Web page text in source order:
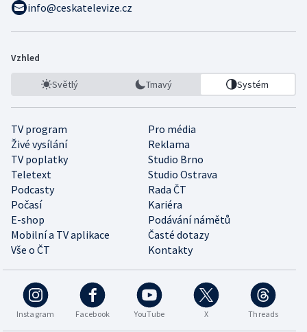
info@ceskatelevize.cz
Vzhled
Světlý Tmavý Systém
TV program
Pro média
Živé vysílání
Reklama
TV poplatky
Studio Brno
Teletext
Studio Ostrava
Podcasty
Rada ČT
Počasí
Kariéra
E-shop
Podávání námětů
Mobilní a TV aplikace
Časté dotazy
Vše o ČT
Kontakty
Instagram Facebook YouTube X Threads